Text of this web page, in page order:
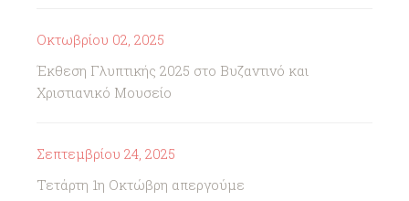
Οκτωβρίου 02, 2025
Έκθεση Γλυπτικής 2025 στο Βυζαντινό και
Χριστιανικό Μουσείο
Σεπτεμβρίου 24, 2025
Τετάρτη 1η Οκτώβρη απεργούμε